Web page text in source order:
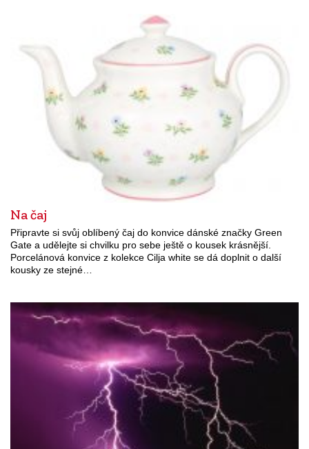
Na čaj
Připravte si svůj oblíbený čaj do konvice dánské značky Green
Gate a udělejte si chvilku pro sebe ještě o kousek krásnější.
Porcelánová konvice z kolekce Cilja white se dá doplnit o další
kousky ze stejné…